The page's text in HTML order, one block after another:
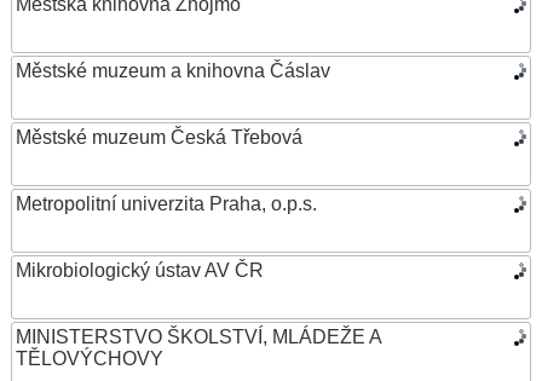
Městská knihovna Znojmo
Městské muzeum a knihovna Čáslav
Městské muzeum Česká Třebová
Metropolitní univerzita Praha, o.p.s.
Mikrobiologický ústav AV ČR
MINISTERSTVO ŠKOLSTVÍ, MLÁDEŽE A
TĚLOVÝCHOVY